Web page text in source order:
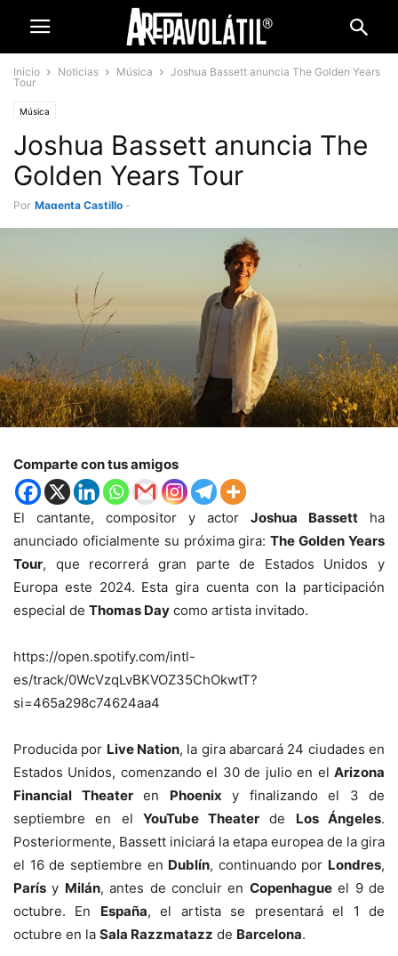
Inicio Noticias Música
Joshua Bassett anuncia The Golden Years
Tour
Música
Joshua Bassett anuncia The
Golden Years Tour
Por Magenta Castillo -
Comparte con tus amigos
El cantante, compositor y actor Joshua Bassett ha
anunciado oficialmente su próxima gira:The Golden Years
Tour, que recorrerá gran parte de Estados Unidos y
Europa este 2024. Esta gira cuenta con la participación
especial de Thomas Day como artista invitado.
https://open.spotify.com/intl-
es/track/0WcVzqLvBKVOZ35ChOkwtT?
si=465a298c74624aa4
Producida por Live Nation, la gira abarcará 24 ciudades en
Estados Unidos, comenzando el 30 de julio en el Arizona
Financial Theateren Phoenix y finalizando el 3 de
septiembre en el YouTube Theater de Los Ángeles.
Posteriormente, Bassett iniciará la etapa europea de la gira
el 16 de septiembre en Dublín, continuando por Londres,
París y Milán, antes de concluir en Copenhagueel 9 de
octubre. En España, el artista se presentará el 1 de
octubre en la Sala Razzmatazz de Barcelona.